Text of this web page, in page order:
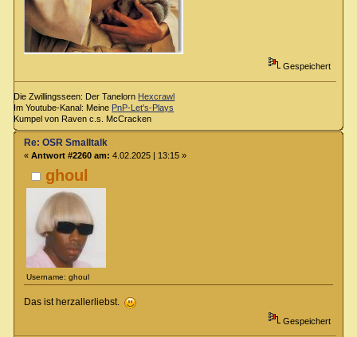
Gespeichert
Die Zwillingsseen: Der Tanelorn Hexcrawl
Im Youtube-Kanal: Meine PnP-Let's-Plays
Kumpel von Raven c.s. McCracken
ghoul
Username: ghoul
Re: OSR Smalltalk
« Antwort #2260 am: 4.02.2025 | 13:15 »
Das ist herzallerliebst.
Gespeichert